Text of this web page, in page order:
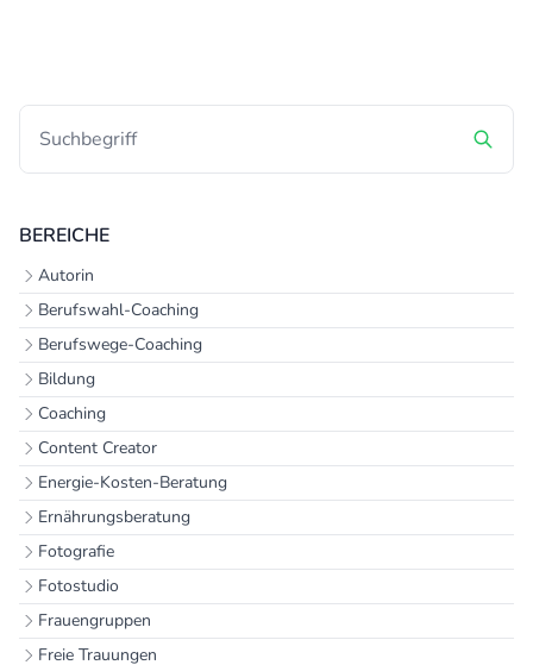
BEREICHE
Autorin
Berufswahl-Coaching
Berufswege-Coaching
Bildung
Coaching
Content Creator
Energie-Kosten-Beratung
Ernährungsberatung
Fotografie
Fotostudio
Frauengruppen
Freie Trauungen